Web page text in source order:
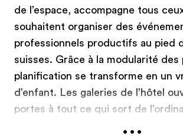
de l’espace, accompagne tous
souhaitent organiser des
professionnels productifs au pied
suisses. Grâce à la modularité des
planification se transforme en un
d’enfant. Les galeries de l’hôtel
portes à tout ce qui sort de
...